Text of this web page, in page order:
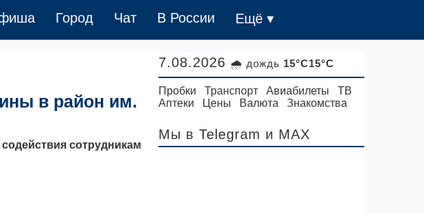
Город Чат В России Ещё ▾
в район им.
сотрудникам
7.08.2026 🌧 дождь 15°C15°C
Пробки Транспорт Авиабилеты
ТВ
Аптеки
Цены Валюта Знакомства
Мы в Telegram и MAX